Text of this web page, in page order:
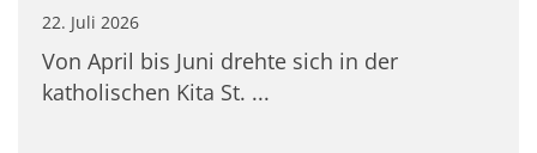
22. Juli 2026
Von April bis Juni drehte sich in der
katholischen Kita St. ...